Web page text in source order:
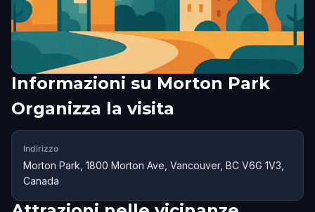
Informazioni su Morton Park
Organizza la visita
Indirizzo
Morton Park, 1800 Morton Ave, Vancouver, BC V6G 1V3,
Canada